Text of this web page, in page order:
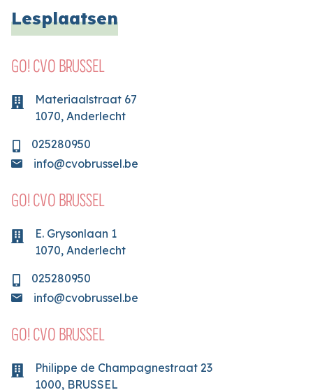
Lesplaatsen
GO! CVO BRUSSEL
Materiaalstraat 67
1070, Anderlecht
025280950
info@cvobrussel.be
GO! CVO BRUSSEL
E. Grysonlaan 1
1070, Anderlecht
025280950
info@cvobrussel.be
GO! CVO BRUSSEL
Philippe de Champagnestraat 23
1000, BRUSSEL